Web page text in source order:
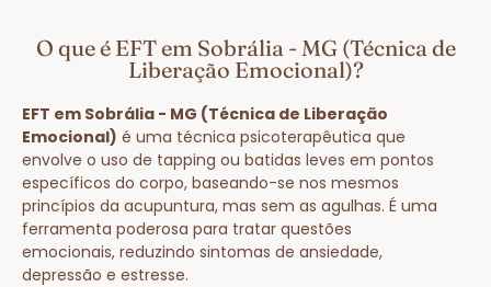
O que é EFT em Sobrália - MG (Técnica de
Liberação Emocional)?
EFT em Sobrália - MG (Técnica de Liberação
Emocional) é uma técnica psicoterapêutica que
envolve o uso de tapping ou batidas leves em pontos
específicos do corpo, baseando-se nos mesmos
princípios da acupuntura, mas sem as agulhas. É uma
ferramenta poderosa para tratar questões
emocionais, reduzindo sintomas de ansiedade,
depressão e estresse.